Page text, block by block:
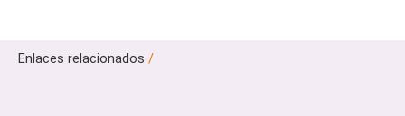
Enlaces relacionados /